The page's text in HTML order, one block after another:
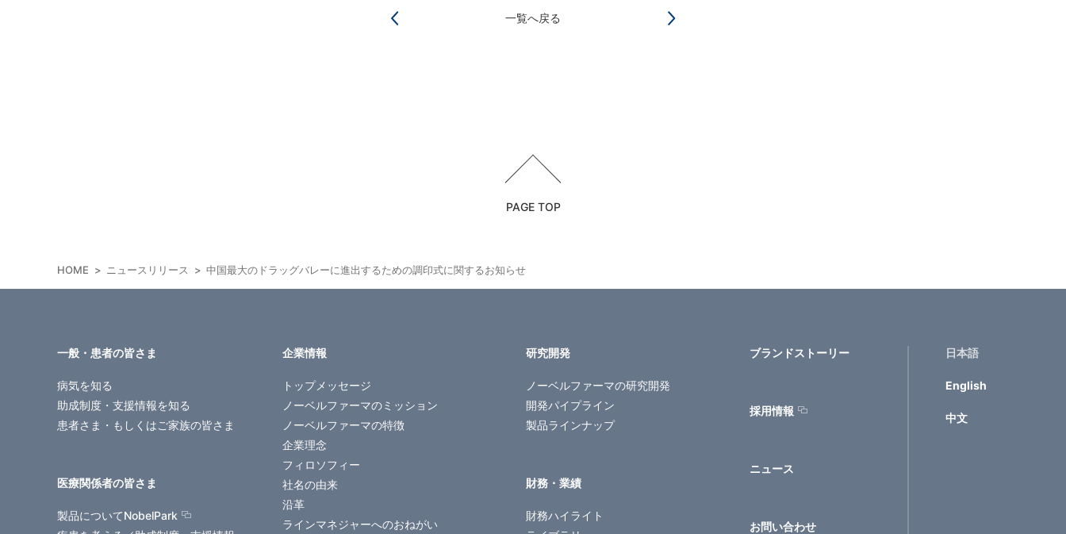
一覧へ戻る
PAGE TOP
HOME ニュースリリース 中国最大のドラッグバレーに進出するための調印式に関するお知らせ
一般・患者の皆さま
病気を知る
助成制度・支援情報を知る
患者さま・もしくはご家族の皆さま
医療関係者の皆さま
製品についてNobelPark
企業情報
トップメッセージ
ノーベルファーマのミッション
ノーベルファーマの特徴
企業理念
フィロソフィー
社名の由来
沿革
ラインマネジャーへのおねがい
研究開発
ノーベルファーマの研究開発
開発パイプライン
製品ラインナップ
財務・業績
財務ハイライト
ブランドストーリー
採用情報
ニュース
お問い合わせ
日本語
English
中文